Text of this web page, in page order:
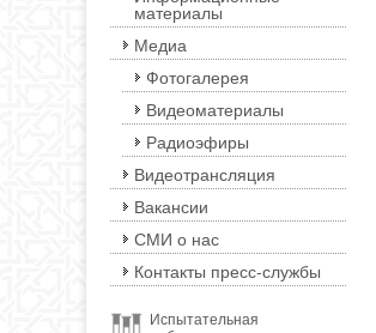
материалы
Медиа
Фотогалерея
Видеоматериалы
Радиоэфиры
Видеотрансляция
Вакансии
СМИ о нас
Контакты пресс-службы
Испытательная